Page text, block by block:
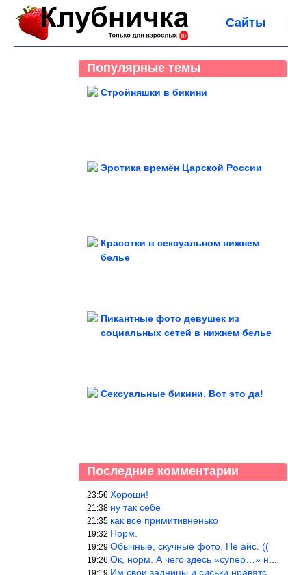
Сайты
Популярные темы
Стройняшки в бикини
Эротика времён Царской России
Красотки в сексуальном нижнем
белье
Пикантные фото девушек из
социальных сетей в нижнем белье
Сексуальные бикини. Вот это да!
Последние комментарии
23:56 Хороши!
21:38 ну так себе
21:35 как все примитивненько
19:32 Норм.
19:29 Обычные, скучные фото. Не айс. ((
19:26 Ок, норм. А чего здесь «супер…» не понятно.
19:19 Им свои задницы и сиськи нравятся больше, чем нам, мужикам?